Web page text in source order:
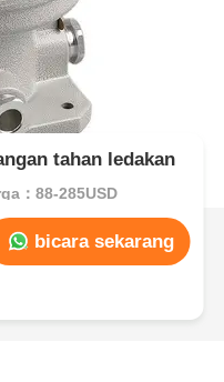
tahan ledakan
：88-285USD
bicara sekarang